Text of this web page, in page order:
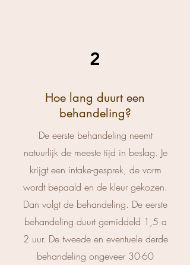
2
Hoe lang duurt een
behandeling?
De eerste behandeling neemt
natuurlijk de meeste tijd in beslag. Je
krijgt een intake-gesprek, de vorm
wordt bepaald en de kleur gekozen.
Dan volgt de behandeling. De eerste
behandeling duurt gemiddeld 1,5 a
2 uur. De tweede en eventuele derde
behandeling ongeveer 30-60